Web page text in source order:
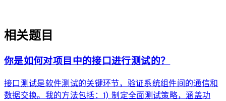
相关题目
你是如何对项目中的接口进行测试的？
接口测试是软件测试的关键环节，验证系统组件间的通信和
数据交换。我的方法包括：1) 制定全面测试策略，涵盖功